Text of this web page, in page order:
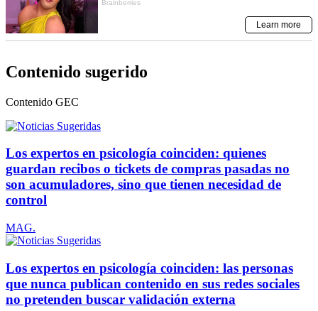
Contenido sugerido
Contenido GEC
Los expertos en psicología coinciden: quienes
guardan recibos o tickets de compras pasadas no
son acumuladores, sino que tienen necesidad de
control
MAG.
Los expertos en psicología coinciden: las personas
que nunca publican contenido en sus redes sociales
no pretenden buscar validación externa